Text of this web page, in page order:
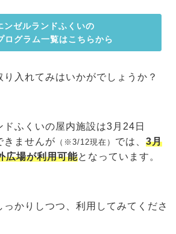
ンゼルランドふくいの
ログラム一覧はこちらから
入れてみはいかがでしょうか？
ドふくいの屋内施設は3月24日
きませんが （※3/12現在） では、 3月
広場が利用可能となっています。
かりしつつ、利用してみてくださ